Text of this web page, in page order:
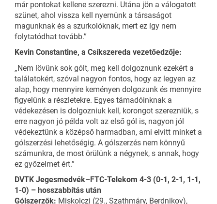
már pontokat kellene szerezni. Utána jön a válogatott
szünet, ahol vissza kell nyernünk a társaságot
magunknak és a szurkolóknak, mert ez így nem
folytatódhat tovább.”
Kevin Constantine, a Csíkszereda vezetőedzője:
„Nem lövünk sok gólt, meg kell dolgoznunk ezekért a
találatokért, szóval nagyon fontos, hogy az legyen az
alap, hogy mennyire keményen dolgozunk és mennyire
figyelünk a részletekre. Egyes támadóinknak a
védekezésen is dolgozniuk kell, korongot szerezniük, s
erre nagyon jó példa volt az első gól is, nagyon jól
védekeztünk a középső harmadban, ami elvitt minket a
gólszerzési lehetőségig. A gólszerzés nem könnyű
számunkra, de most örülünk a négynek, s annak, hogy
ez győzelmet ért.”
DVTK Jegesmedvék–FTC-Telekom 4-3 (0-1, 2-1, 1-1,
1-0) – hosszabbítás után
Gólszerzők: Miskolczi (29., Szathmáry, Berdnikov),